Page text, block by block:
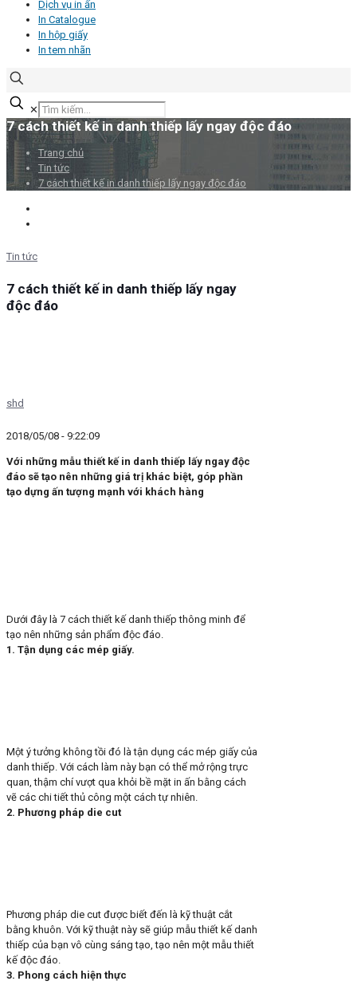
Dịch vụ in ấn
In Catalogue
In hộp giấy
In tem nhãn
✕
7 cách thiết kế in danh thiếp lấy ngay độc đáo
Trang chủ
Tin tức
7 cách thiết kế in danh thiếp lấy ngay độc đáo
Tin tức
7 cách thiết kế in danh thiếp lấy ngay
độc đáo
shd
2018/05/08 - 9:22:09
Với những mẫu thiết kế in danh thiếp lấy ngay độc
đáo sẽ tạo nên những giá trị khác biệt, góp phần
tạo dựng ấn tượng mạnh với khách hàng
Dưới đây là 7 cách thiết kế danh thiếp thông minh để
tạo nên những sản phẩm độc đáo.
1. Tận dụng các mép giấy.
Một ý tưởng không tồi đó là tận dụng các mép giấy của
danh thiếp. Với cách làm này bạn có thể mở rộng trực
quan, thậm chí vượt qua khỏi bề mặt in ấn bằng cách
vẽ các chi tiết thủ công một cách tự nhiên.
2. Phương pháp die cut
Phương pháp die cut được biết đến là kỹ thuật cắt
bằng khuôn. Với kỹ thuật này sẽ giúp mẫu thiết kế danh
thiếp của bạn vô cùng sáng tạo, tạo nên một mẫu thiết
kế độc đáo.
3. Phong cách hiện thực